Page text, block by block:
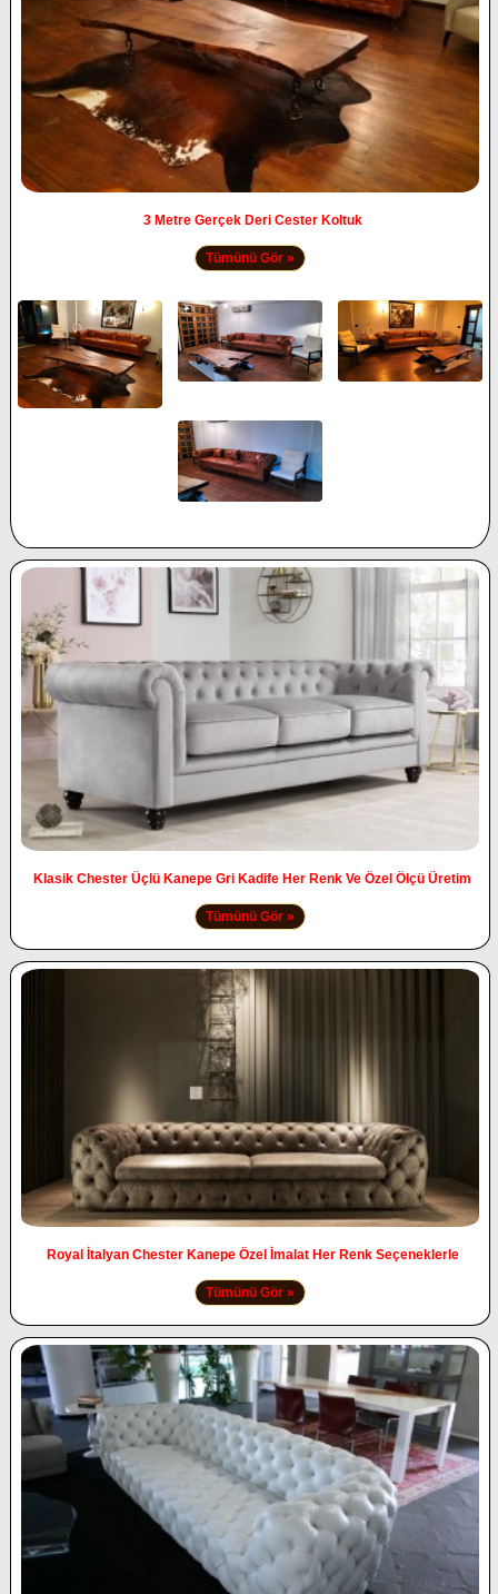
3 Metre Gerçek Deri Cester Koltuk
Tümünü Gör »
Klasik Chester Üçlü Kanepe Gri Kadife Her Renk Ve Özel Ölçü Üretim
Tümünü Gör »
Royal İtalyan Chester Kanepe Özel İmalat Her Renk Seçeneklerle
Tümünü Gör »